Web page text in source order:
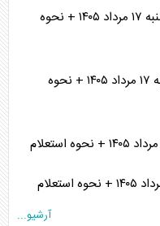
جدول قطعی برق استان فارس فردا شنبه ۱۷ مرداد ۱۴۰۵ + نحوه
جدول قطعی برق استان البرز فردا شنبه ۱۷ مرداد ۱۴۰۵ + نحوه
آرشیو...